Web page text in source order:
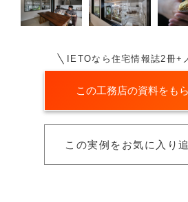
IETOなら住宅情報誌2冊+
この工務店の資料をも